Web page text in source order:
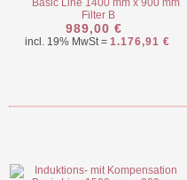
989,00 €
incl. 19% MwSt = 1.176,91 €